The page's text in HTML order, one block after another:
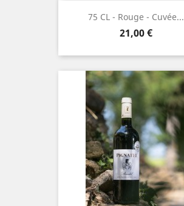
75 CL - Rouge - Cuvée...
Prix
21,00 €